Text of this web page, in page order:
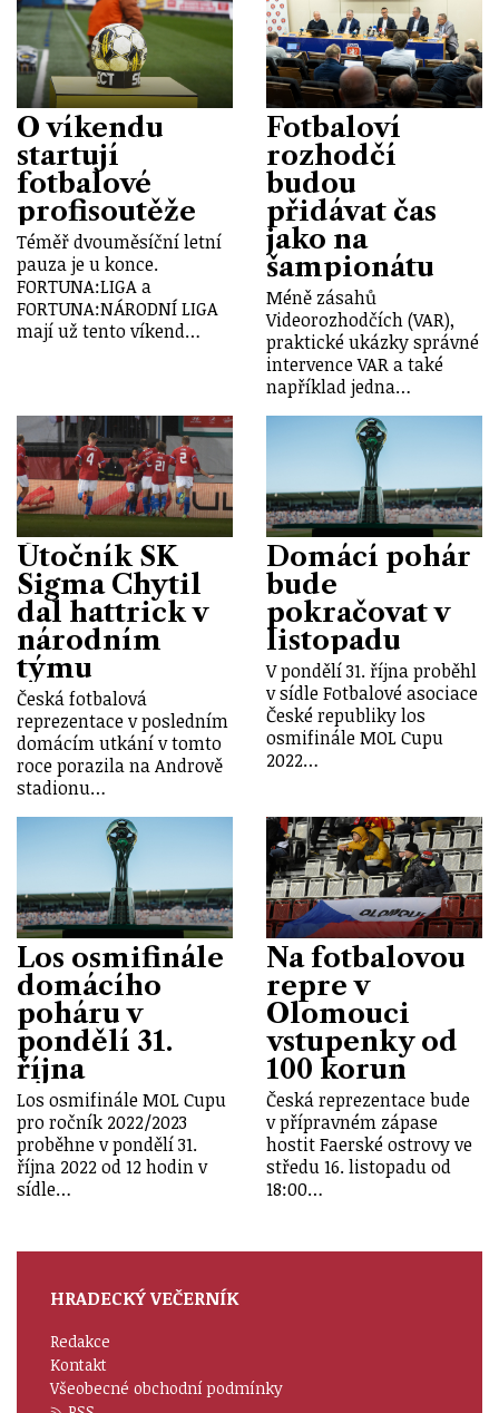
O víkendu
startují
fotbalové
profisoutěže
Téměř dvouměsíční letní
pauza je u konce.
FORTUNA:LIGA a
FORTUNA:NÁRODNÍ LIGA
mají už tento víkend…
Fotbaloví
rozhodčí
budou
přidávat čas
jako na
šampionátu
Méně zásahů
Videorozhodčích (VAR),
praktické ukázky správné
intervence VAR a také
například jedna…
Útočník SK
Sigma Chytil
dal hattrick v
národním
týmu
Česká fotbalová
reprezentace v posledním
domácím utkání v tomto
roce porazila na Andrově
stadionu…
Domácí pohár
bude
pokračovat v
listopadu
V pondělí 31. října proběhl
v sídle Fotbalové asociace
České republiky los
osmifinále MOL Cupu
2022…
Los osmifinále
domácího
poháru v
pondělí 31.
října
Los osmifinále MOL Cupu
pro ročník 2022/2023
proběhne v pondělí 31.
října 2022 od 12 hodin v
sídle…
Na fotbalovou
repre v
Olomouci
vstupenky od
100 korun
Česká reprezentace bude
v přípravném zápase
hostit Faerské ostrovy ve
středu 16. listopadu od
18:00…
HRADECKÝ VEČERNÍK
Redakce
Kontakt
Všeobecné obchodní podmínky